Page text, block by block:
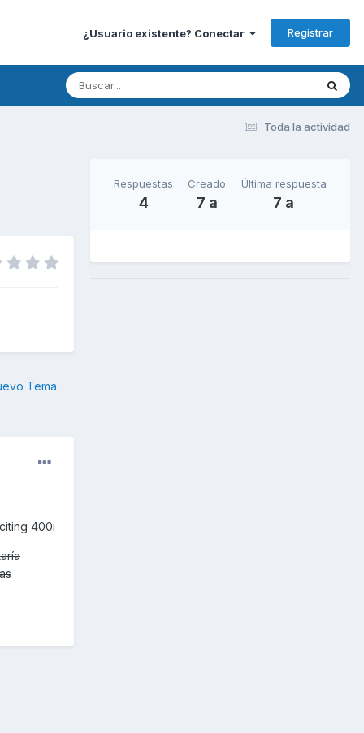
¿Usuario existente? Conectar Registrar
Toda la actividad
Tema
400i
Respuestas
4
Creado
7 a
Última respuesta
7 a